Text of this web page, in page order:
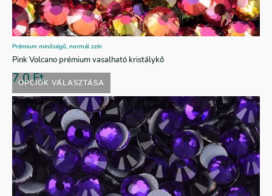
OPCIÓK VÁLASZTÁSA
Prémium minőségű, normál szín
Pink Volcano prémium vasalható kristálykő
7,0Ft